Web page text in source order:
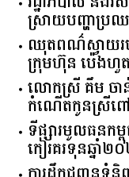
ស្រាយ​បញ្ហា​ប្រ
ឈុតពណ៌ស្វាយរ
ក្រុមហ៊ុន ប៉េងហួ
លោកស្រី គឹម ចា
កំណើតកូនស្រីពៅ
ទីផ្សារ​មូលធន​កម្
កៀរគរ​ទុន​ឆ្នាំ​